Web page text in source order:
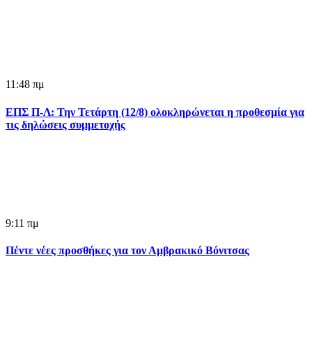
11:48 πμ
ΕΠΣ Π-Λ: Την Τετάρτη (12/8) ολοκληρώνεται η προθεσμία για
τις δηλώσεις συμμετοχής
9:11 πμ
Πέντε νέες προσθήκες για τον Αμβρακικό Βόνιτσας